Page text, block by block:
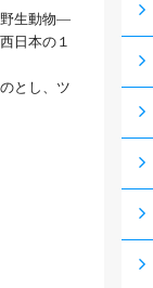
野生動物―
日本の１
とし、ツ